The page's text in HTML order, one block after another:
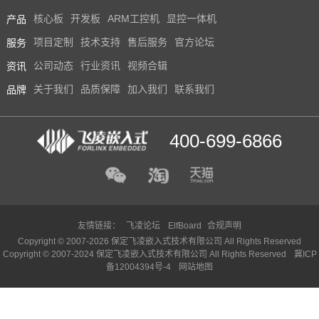
产品 核心板 开发板 ARM工控机 显控一体机
服务 项目定制 技术支持 售后服务 官方论坛
资讯 公司动态 行业资讯 视频合辑
品牌 关于我们 品质保障 加入我们 联系我们
400-699-6866
友情链接： 飞凌论坛 ElfBoard
合规声明
Copyright © 2007-2026 保定飞凌嵌入式技术有限公司 All Rights Reserved
Copyright © 2007-2024 保定飞凌嵌入式技术有限公司 All Rights Reserved
冀ICP
备12004394号-4
网站地图